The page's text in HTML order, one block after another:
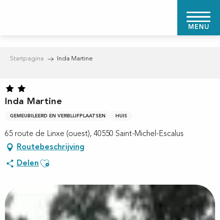
MENU
Startpagina Inda Martine
Inda Martine
GEMEUBILEERD EN VERBLIJFPLAATSEN HUIS
65 route de Linxe (ouest), 40550 Saint-Michel-Escalus
Routebeschrijving
Delen Ajouter aux favoris